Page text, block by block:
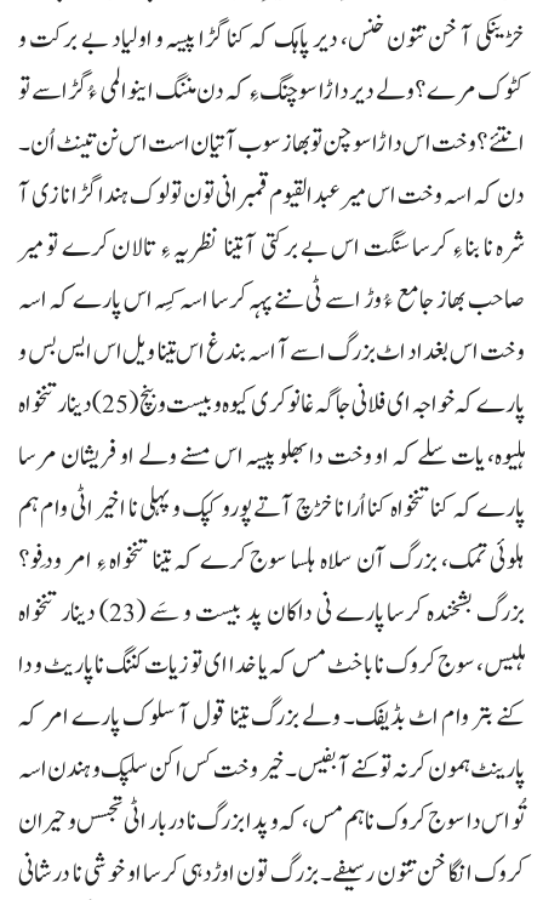
خڑینکی آ خن تتون خنس، دیر پاہک کہ کنا گڑا پیسہ و اولیاد بے برکت و
کٹوک مرے؟ ولے دیر داڑا سوچنگ ءِ کہ دن مننگ اینو المی ءُ گڑاسے تو
انتئے؟ وخت اس داڑا سوچن تو بھاز سوب آتیان است اس نن تینٹ اُن۔
دن کہ اسہ وخت اس میر عبدالقیوم قمبرانی تون تولوک ہندا گڑا نا زی آ
شرہ نا بنا ءِ کرسا سنگت اس بے برکتی آ تینا نظریہ ءِ تالان کرے تو میر
صاحب بھاز جامع ءُ وڑ اسے ٹی ننے پہہ کرسا اسہ کِسہ اس پارے کہ اسہ
وخت اس بغداد اٹ بزرگ اسے آ اسہ بندغ اس تینا ویل اس ایس بس و
پارے کہ خواجہ ای فلانی جاگہ غا نوکری کیوہ و بیست و بنچ (25) دینار تنخواہ
ہلیوہ، یات سلے کہ او وخت دا بھلو پیسہ اس مسنے ولے او فریشان مرسا
پارے کہ کنا تنخواہ کنا اُرا نا خڑچ آتے پورو کپک و پہلی نا اخیر اٹی وام ہم
ہلوئی تمک، بزرگ آن سلاہ ہلسا سوج کرے کہ تینا تنخواہ ءِ امر ودفِو؟
بزرگ بشخندہ کرسا پارے نی داکان پد بیست و سَے (23) دینار تنخواہ
ہلیس، سوج کروک نا با خٹ مس کہ یا خدا ای تو زیات کننگ نا پاریٹ و دا
کنے بتر وام اٹ بڈیفک۔ ولے بزرگ تینا قول آ سلوک پارے امر کہ
پارینٹ ہمون کر نہ تو کنے آ بفیس۔ خیر وخت کس اکن سلپک و ہندن اسہ
تُو اس دا سوج کروک نا ہم مس، کہ و پدا بزرگ نا دربار اٹی تجسس و حیران
کروک انگا خن تتون رسیفے۔ بزرگ تون اوڑدہی کرسا او خوشی نا درشانی